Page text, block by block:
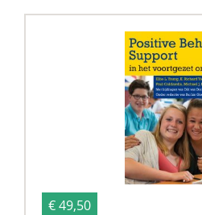
€ 49,50